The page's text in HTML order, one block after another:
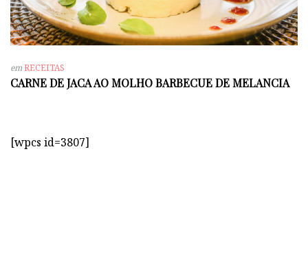
emRECEITAS
CARNE DE JACA AO MOLHO BARBECUE DE MELANCIA
[wpcs id=3807]